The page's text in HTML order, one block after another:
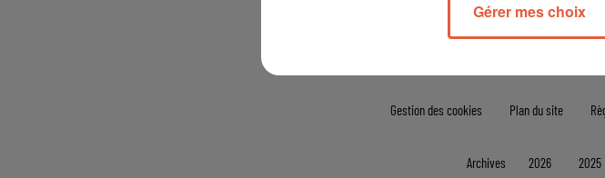
Gestion des cookies Plan du site
Archives 2026 2025
Gérer mes choix